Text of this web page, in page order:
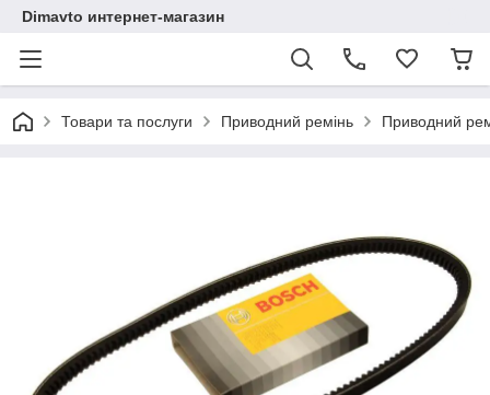
Dimavto интернет-магазин
Товари та послуги Приводний ремінь Приводний